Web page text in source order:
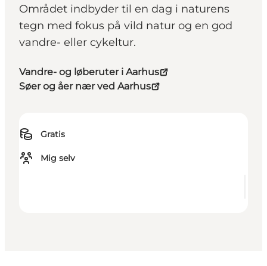
Området indbyder til en dag i naturens
tegn med fokus på vild natur og en god
vandre- eller cykeltur.
Vandre- og løberuter i Aarhus
Søer og åer nær ved Aarhus
Gratis
Mig selv